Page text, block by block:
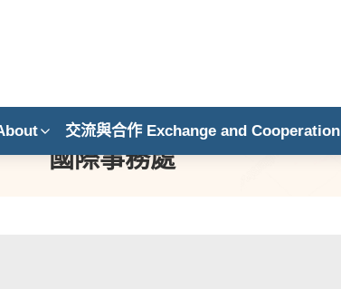
交流與合作 Exchange and Cooperation
國際事務處